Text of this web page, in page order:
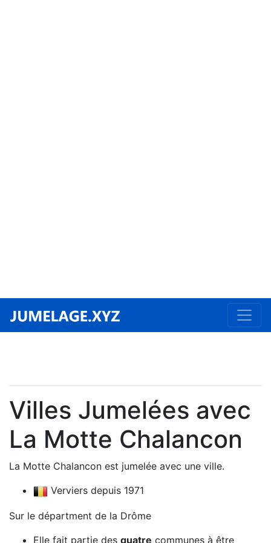
Villes Jumelées avec
La Motte Chalancon
La Motte Chalancon est jumelée avec une ville.
Verviers depuis 1971
Sur le départment de la Drôme
Elle fait partie des quatre communes à être